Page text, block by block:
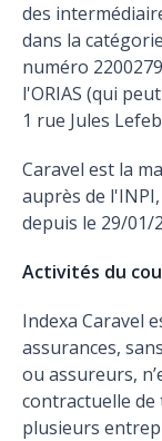
des
dans la
numéro
l'ORIAS (qui
1 rue Jules
Caravel est la
auprès de
depuis le 29/01/
Activités du
Indexa Caravel
assurances,
ou assureurs,
contractuelle de
plusieurs